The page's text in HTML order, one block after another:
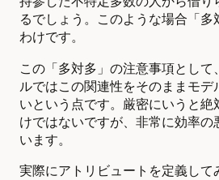
るでしょう。このような場合「多
わけです。
この「多対多」の注意事項とし
ルではこの関連性をそのままモデ
いという点です。厳密にいうと絶
けではないですが、非常に効率の
います。
実際にアトリビュートを定義して